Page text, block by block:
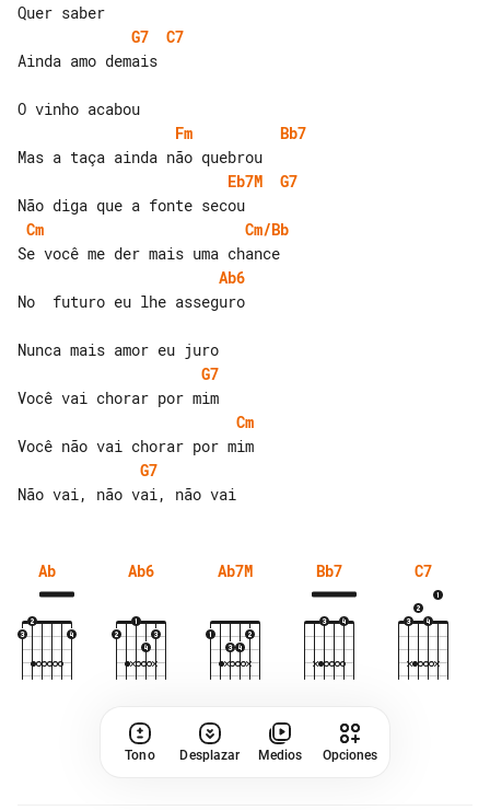
G7
C7
Ainda amo demais
Fm
Bb7
Eb7M
G7
Cm
Cm/Bb
Ab6
No  futuro eu lhe asseguro
G7
Cm
G7
Ab Ab6 Ab7M Bb7 C7
Tono Desplazar Medios Opciones